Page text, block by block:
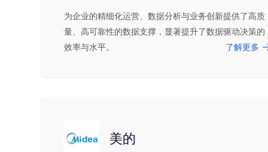
为企业的精细化运营、数据分析与业务创新提供了高质
量、高可靠性的数据支撑，显著提升了数据驱动决策的
效率与水平。
了解更多
美的